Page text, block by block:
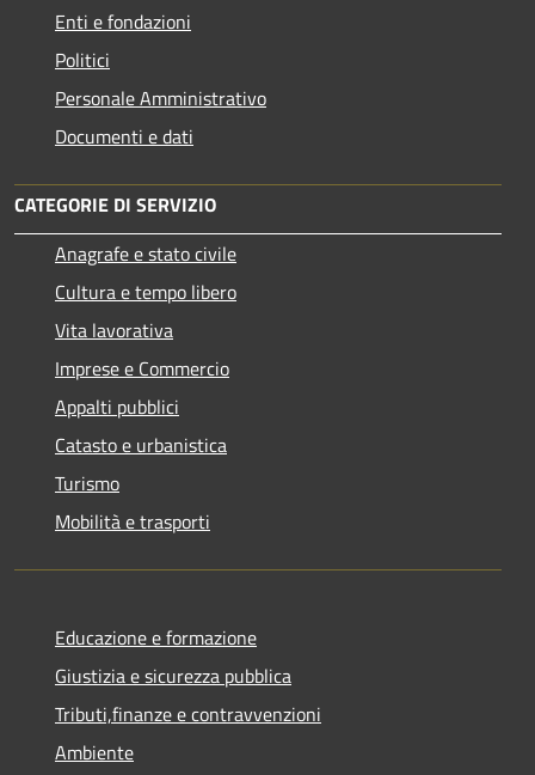
Enti e fondazioni
Politici
Personale Amministrativo
Documenti e dati
CATEGORIE DI SERVIZIO
Anagrafe e stato civile
Cultura e tempo libero
Vita lavorativa
Imprese e Commercio
Appalti pubblici
Catasto e urbanistica
Turismo
Mobilità e trasporti
Educazione e formazione
Giustizia e sicurezza pubblica
Tributi,finanze e contravvenzioni
Ambiente